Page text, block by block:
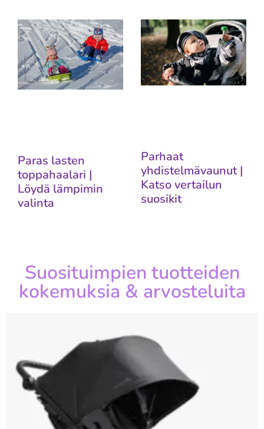
Paras lasten
toppahaalari |
Löydä lämpimin
valinta
Parhaat
yhdistelmävaunut |
Katso vertailun
suosikit
Suosituimpien tuotteiden
kokemuksia & arvosteluita